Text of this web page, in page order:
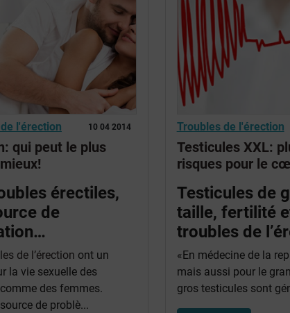
10 04 2014
l'érection
qui peut le plus
érectiles,
de
de l’érection ont un
la vie sexuelle des
des femmes.
de problè...
Troubles de l'érection
Testicules XXL:
risques pour le
Testicules de
taille, fertilité
troubles de
«En médecine de la
mais aussi pour le
gros testicules sont